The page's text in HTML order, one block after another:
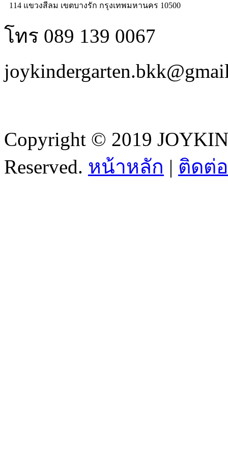
114 แขวงสีลม เขตบางรัก กรุงเทพมหานคร 10500
โทร 089 139 0067
Copyright © 2019
Reserved. หน้าหลัก | ติดต่